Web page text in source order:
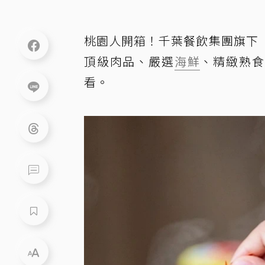
桃園人開箱！千葉餐飲集團旗下
頂級肉品、嚴選海鮮 、精緻熟
看。